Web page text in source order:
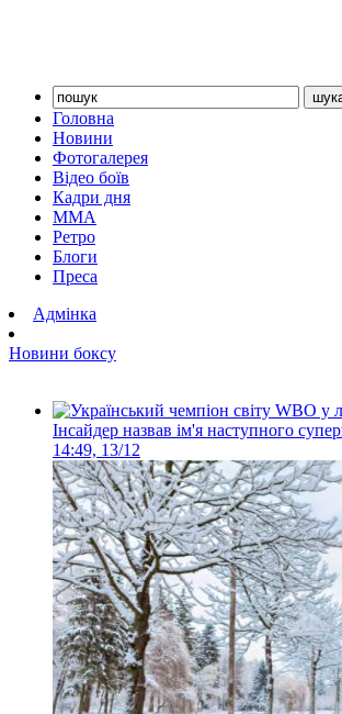
Головна
Новини
Фотогалерея
Відео боїв
Кадри дня
ММА
Ретро
Блоги
Преса
Адмінка
Новини боксу
Інсайдер назвав ім'я наступного
14:49, 13/12